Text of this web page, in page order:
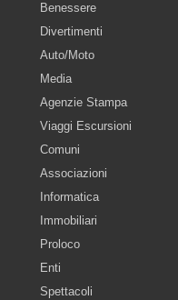
Benessere
Divertimenti
Auto/Moto
Media
Agenzie Stampa
Viaggi Escursioni
Comuni
Associazioni
Informatica
Immobiliari
Proloco
Enti
Spettacoli